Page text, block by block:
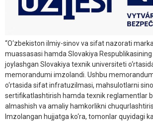
“O‘zbekiston ilmiy-sinov va sifat nazorati
muassasasi hamda Slovakiya
joylashgan Slovakiya texnik universiteti
memorandumi imzolandi. Ushbu
o‘rtasida sifat infratuzilmasi, mahsulotlarni
sertifikatlashtirish hamda texnik reglamentlar
almashish va amaliy hamkorlikni
Imzolangan hujjatga ko‘ra, tomonlar quyidagi